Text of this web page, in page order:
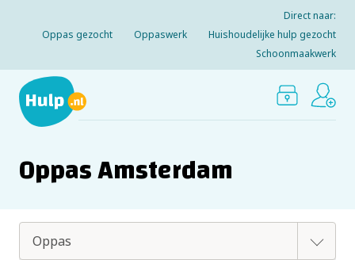
Direct naar:
Oppas gezocht
Oppaswerk
Huishoudelijke hulp gezocht
Schoonmaakwerk
Oppas Amsterdam